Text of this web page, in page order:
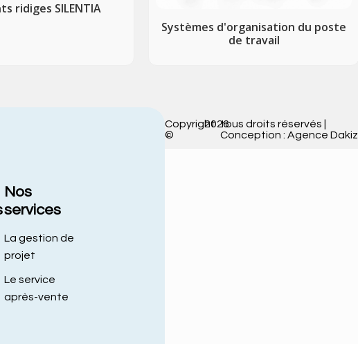
ridiges SILENTIA
Systèmes d'organisation du poste
de travail
Nos
services
La gestion de
projet
Le service
après-vente
Copyright
©
2026tous droits réservés |
Conception : Agence Dakiz